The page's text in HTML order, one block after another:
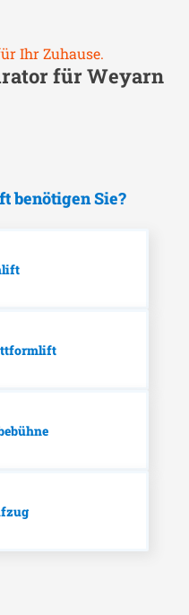
Ihr Zuhause.
fürWeyarn
benötigen Sie?